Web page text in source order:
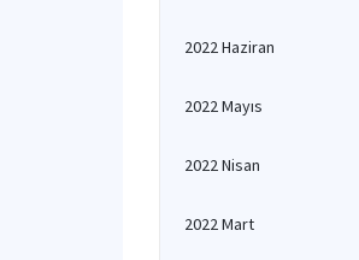
2022 Haziran
2022 Mayıs
2022 Nisan
2022 Mart